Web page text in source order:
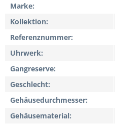
Marke
Kollektion
Referenznummer
Uhrwerk
Gangreserve
Geschlecht
Gehäusedurchmesser
Gehäusematerial